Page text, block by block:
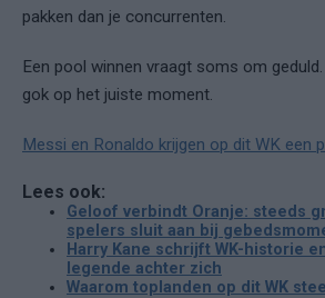
pakken dan je concurrenten.
Een pool winnen vraagt soms om
gok op het juiste moment.
Messi en Ronaldo krijgen op dit WK een
Lees ook:
Geloof verbindt Oranje: steeds
spelers sluit aan bij
Harry Kane schrijft WK-historie
legende achter zich
Waarom toplanden op dit WK